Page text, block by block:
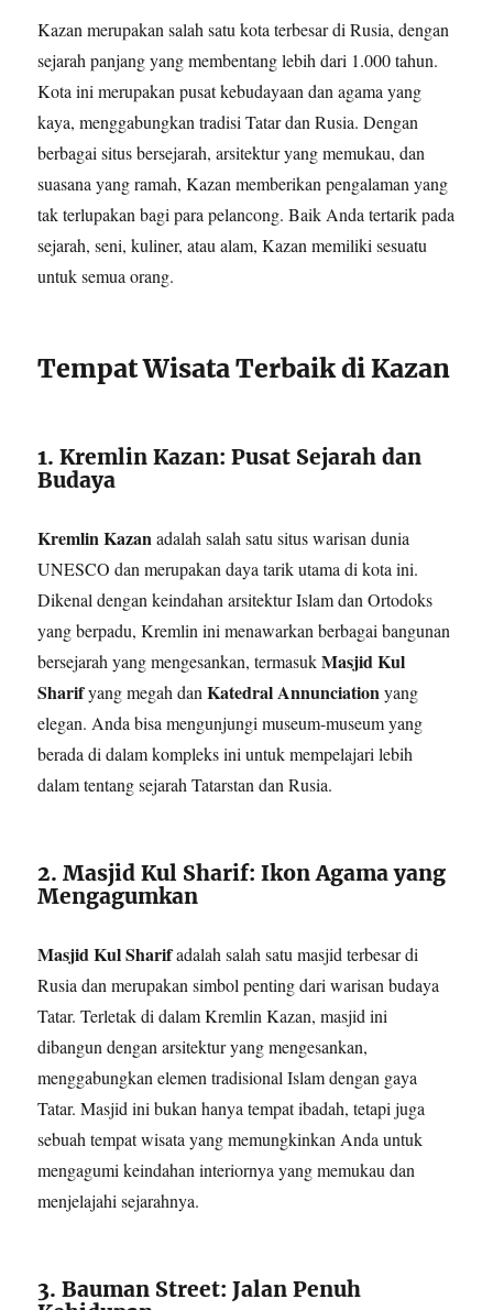
Kazan merupakan salah satu kota terbesar di Rusia, dengan
sejarah panjang yang membentang lebih dari 1.000 tahun.
Kota ini merupakan pusat kebudayaan dan agama yang
kaya, menggabungkan tradisi Tatar dan Rusia. Dengan
berbagai situs bersejarah, arsitektur yang memukau, dan
suasana yang ramah, Kazan memberikan pengalaman yang
tak terlupakan bagi para pelancong. Baik Anda tertarik pada
sejarah, seni, kuliner, atau alam, Kazan memiliki sesuatu
untuk semua orang.
Tempat Wisata Terbaik di Kazan
1. Kremlin Kazan: Pusat Sejarah dan
Budaya
Kremlin Kazanadalah salah satu situs warisan dunia
UNESCO dan merupakan daya tarik utama di kota ini.
Dikenal dengan keindahan arsitektur Islam dan Ortodoks
yang berpadu, Kremlin ini menawarkan berbagai bangunan
bersejarah yang mengesankan, termasukMasjid Kul
Sharifyang megah danKatedral Annunciationyang
elegan. Anda bisa mengunjungi museum-museum yang
berada di dalam kompleks ini untuk mempelajari lebih
dalam tentang sejarah Tatarstan dan Rusia.
2. Masjid Kul Sharif: Ikon Agama yang
Mengagumkan
Masjid Kul Sharifadalah salah satu masjid terbesar di
Rusia dan merupakan simbol penting dari warisan budaya
Tatar. Terletak di dalam Kremlin Kazan, masjid ini
dibangun dengan arsitektur yang mengesankan,
menggabungkan elemen tradisional Islam dengan gaya
Tatar. Masjid ini bukan hanya tempat ibadah, tetapi juga
sebuah tempat wisata yang memungkinkan Anda untuk
mengagumi keindahan interiornya yang memukau dan
menjelajahi sejarahnya.
3. Bauman Street: Jalan Penuh